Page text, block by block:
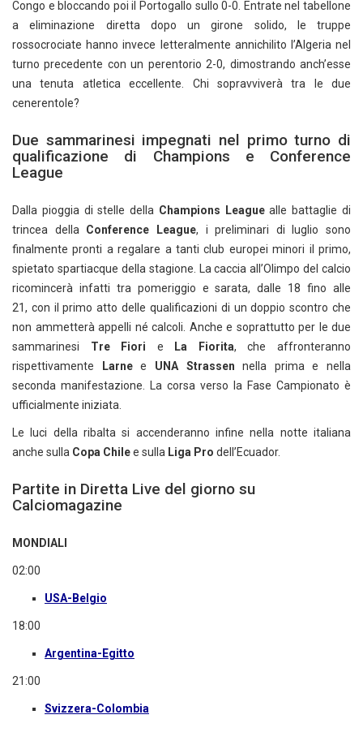
Congo e bloccando poi il Portogallo sullo 0-0. Entrate nel tabellone
a eliminazione diretta dopo un girone solido, le truppe
rossocrociate hanno invece letteralmente annichilito l’Algeria nel
turno precedente con un perentorio 2-0, dimostrando anch’esse
una tenuta atletica eccellente. Chi sopravviverà tra le due
cenerentole?
Due sammarinesi impegnati nel primo turno di
qualificazione di Champions e Conference
League
Dalla pioggia di stelle della Champions Leaguealle battaglie di
trincea della Conference League, i preliminari di luglio sono
finalmente pronti a regalare a tanti club europei minori il primo,
spietato spartiacque della stagione. La caccia all’Olimpo del calcio
ricomincerà infatti tra pomeriggio e sarata, dalle 18 fino alle
21, con il primo atto delle qualificazioni di un doppio scontro che
non ammetterà appelli né calcoli. Anche e soprattutto per le due
sammarinesi Tre Fiori e La Fiorita, che affronteranno
rispettivamente
Larnee UNA Strassen nella prima e nella
seconda manifestazione. La corsa verso la Fase Campionato è
ufficialmente iniziata.
Le luci della ribalta si accenderanno infine nella notte italiana
anche sulla Copa Chilee sulla Liga Pro dell’Ecuador.
Partite in Diretta Live del giorno su
Calciomagazine
MONDIALI
02:00
USA-Belgio
18:00
Argentina-Egitto
21:00
Svizzera-Colombia